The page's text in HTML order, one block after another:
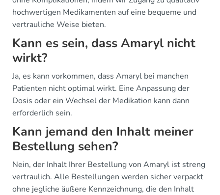
hochwertigen Medikamenten auf eine bequeme und
vertrauliche Weise bieten.
Kann es sein, dass Amaryl nicht
wirkt?
Ja, es kann vorkommen, dass Amaryl bei manchen
Patienten nicht optimal wirkt. Eine Anpassung der
Dosis oder ein Wechsel der Medikation kann dann
erforderlich sein.
Kann jemand den Inhalt meiner
Bestellung sehen?
Nein, der Inhalt Ihrer Bestellung von Amaryl ist streng
vertraulich. Alle Bestellungen werden sicher verpackt
ohne jegliche äußere Kennzeichnung, die den Inhalt